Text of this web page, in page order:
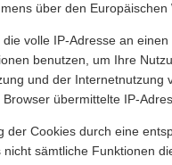
über den
volle IP-Adresse an
benutzen, um Ihre
und der
übermittelte IP-
der Cookies durch eine
sämtliche Funktionen